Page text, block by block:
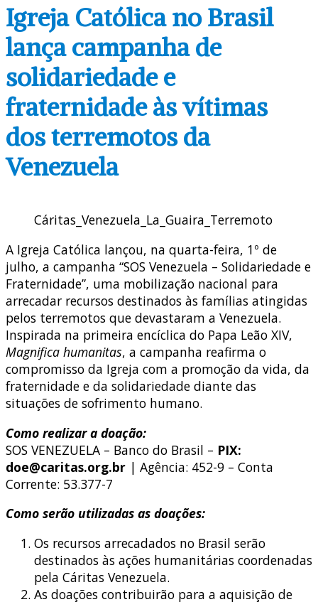
Igreja Católica no Brasil
lança campanha de
solidariedade e
fraternidade às vítimas
dos terremotos da
Venezuela
Cáritas_Venezuela_La_Guaira_Terremoto
A Igreja Católica lançou, na quarta-feira, 1º de
julho, a campanha “SOS Venezuela – Solidariedade e
Fraternidade”, uma mobilização nacional para
arrecadar recursos destinados às famílias atingidas
pelos terremotos que devastaram a Venezuela.
Inspirada na primeira encíclica do Papa Leão XIV,
Magnifica humanitas, a campanha reafirma o
compromisso da Igreja com a promoção da vida, da
fraternidade e da solidariedade diante das
situações de sofrimento humano.
Como realizar a doação:
SOS VENEZUELA – Banco do Brasil – PIX:
doe@caritas.org.br | Agência: 452-9 – Conta
Corrente: 53.377-7
Como serão utilizadas as doações:
Os recursos arrecadados no Brasil serão
destinados às ações humanitárias coordenadas
pela Cáritas Venezuela.
As doações contribuirão para a aquisição de